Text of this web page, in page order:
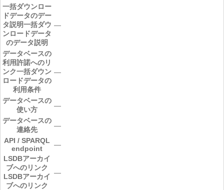
一括ダウンロー
ドデータのデー
タ説明一括ダウ
ンロードデータ
のデータ説明
―
データベースの
利用許諾へのリ
ンク一括ダウン
ロードデータの
利用条件
―
データベースの
使い方
―
データベースの
連絡先
―
API / SPARQL
endpoint
―
LSDBアーカイ
ブへのリンク
LSDBアーカイ
ブへのリンク
―